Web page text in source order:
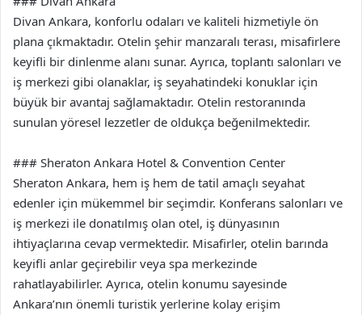
Divan Ankara, konforlu odaları ve kaliteli hizmetiyle ön
plana çıkmaktadır. Otelin şehir manzaralı terası, misafirlere
keyifli bir dinlenme alanı sunar. Ayrıca, toplantı salonları ve
iş merkezi gibi olanaklar, iş seyahatindeki konuklar için
büyük bir avantaj sağlamaktadır. Otelin restoranında
sunulan yöresel lezzetler de oldukça beğenilmektedir.
### Sheraton Ankara Hotel & Convention Center
Sheraton Ankara, hem iş hem de tatil amaçlı seyahat
edenler için mükemmel bir seçimdir. Konferans salonları ve
iş merkezi ile donatılmış olan otel, iş dünyasının
ihtiyaçlarına cevap vermektedir. Misafirler, otelin barında
keyifli anlar geçirebilir veya spa merkezinde
rahatlayabilirler. Ayrıca, otelin konumu sayesinde
Ankara’nın önemli turistik yerlerine kolay erişim